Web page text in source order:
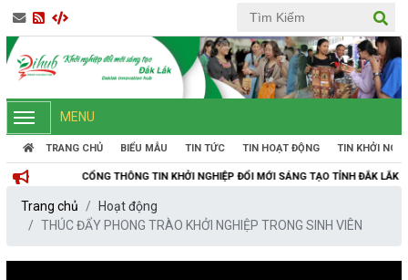
MENU
TRANG CHỦ BIỂU MẪU TIN TỨC TIN HOẠT ĐỘNG TIN KHỞI
CỔNG THÔNG TIN KHỞI NGHIỆP ĐỔI MỚI SÁNG TẠO TỈNH ĐẮK LẮK
Trang chủ
Hoạt động
THÚC ĐẨY PHONG TRÀO KHỞI NGHIỆP TRONG SINH VIÊN